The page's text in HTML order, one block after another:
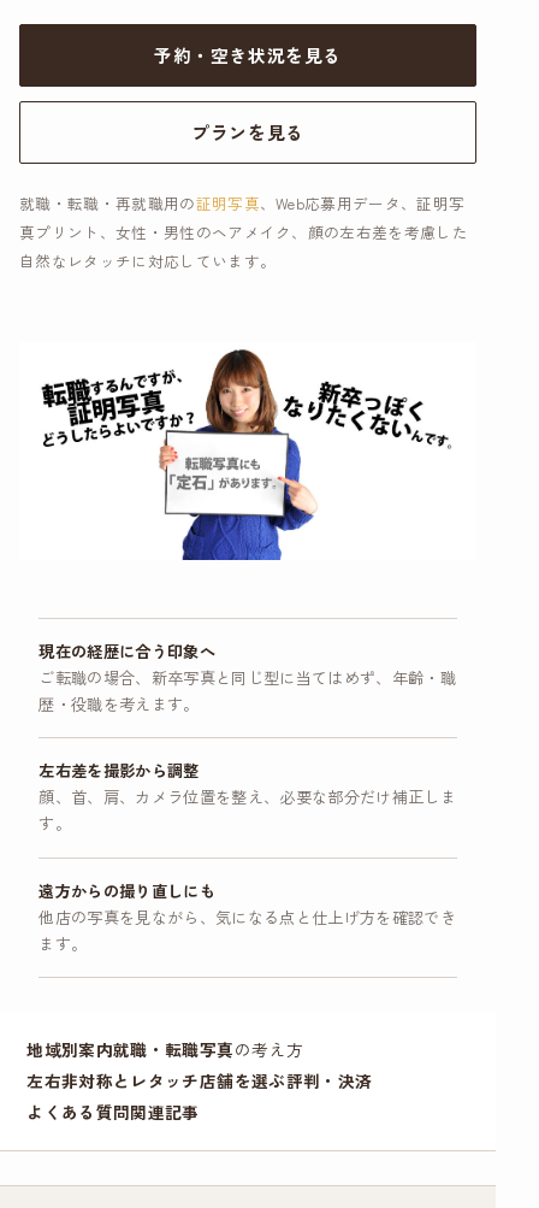
予約・空き状況を見る
プランを見る
就職・転職・再就職用の証明写真、Web応募用データ、証明写
真プリント、女性・男性のヘアメイク、顔の左右差を考慮した
自然なレタッチに対応しています。
現在の経歴に合う印象へ
ご転職の場合、新卒写真と同じ型に当てはめず、年齢・職
歴・役職を考えます。
左右差を撮影から調整
顔、首、肩、カメラ位置を整え、必要な部分だけ補正しま
す。
遠方からの撮り直しにも
他店の写真を見ながら、気になる点と仕上げ方を確認でき
ます。
地域別案内就職・転職写真の考え方
左右非対称とレタッチ店舗を選ぶ評判・決済
よくある質問関連記事